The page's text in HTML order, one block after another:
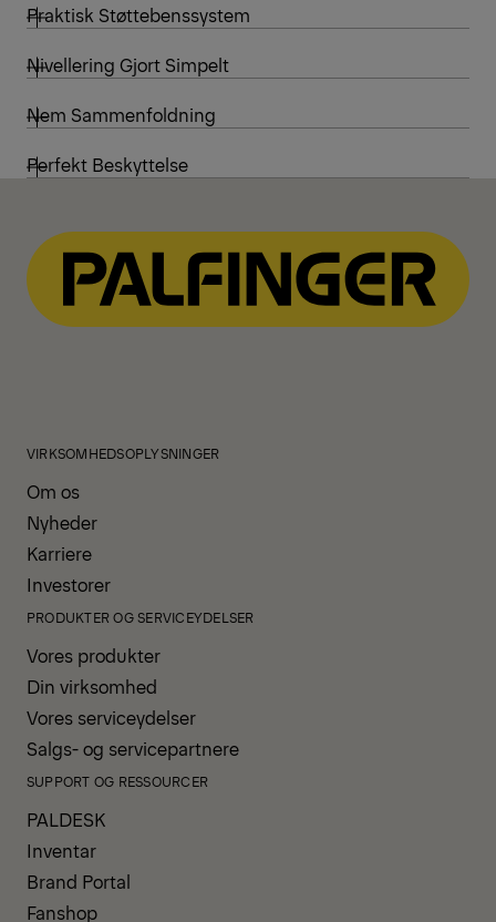
Praktisk Støttebenssystem
Nivellering Gjort Simpelt
Nem Sammenfoldning
Perfekt Beskyttelse
VIRKSOMHEDSOPLYSNINGER
Om os
Nyheder
Karriere
Investorer
PRODUKTER OG SERVICEYDELSER
Vores produkter
Din virksomhed
Vores serviceydelser
Salgs- og servicepartnere
SUPPORT OG RESSOURCER
PALDESK
Inventar
Brand Portal
Fanshop